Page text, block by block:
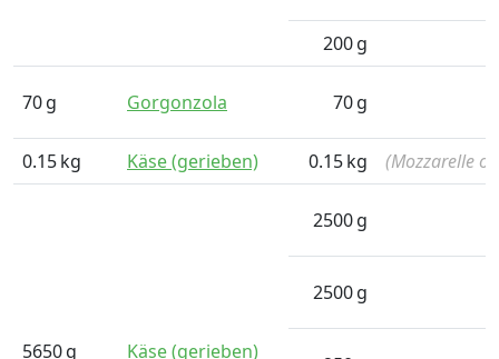
200g
70g Gorgonzola 70g
0.15kg Käse (gerieben) 0.15kg (Mozzarelle
5650g Käse (gerieben)
2500g
2500g